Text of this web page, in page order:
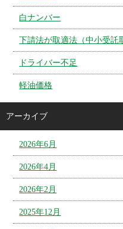
白ナンバー
下請法が取適法（中小受託
ドライバー不足
軽油価格
アーカイブ
2026年6月
2026年4月
2026年2月
2025年12月